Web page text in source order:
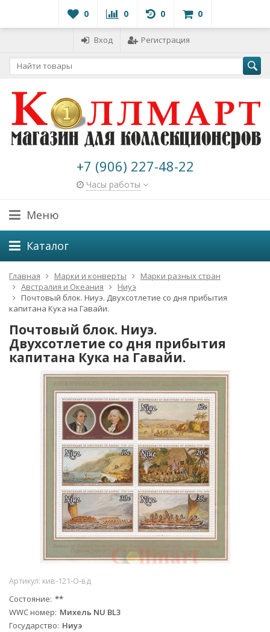
0 0 0 0
Вход Регистрация
+7 (906) 227-48-22
Часы работы
Меню
Каталог
Главная Марки и конверты
Марки разных стран
Австралия и Океания
Ниуэ
Почтовый блок. Ниуэ. Двухсотлетие со дня прибытия
капитана Кука на Гавайи.
Почтовый блок. Ниуэ.
Двухсотлетие со дня прибытия
капитана Кука на Гавайи.
Артикул: кив-121-О-вд
Состояние **
WWC номер Михель NU BL3
Государство Ниуэ